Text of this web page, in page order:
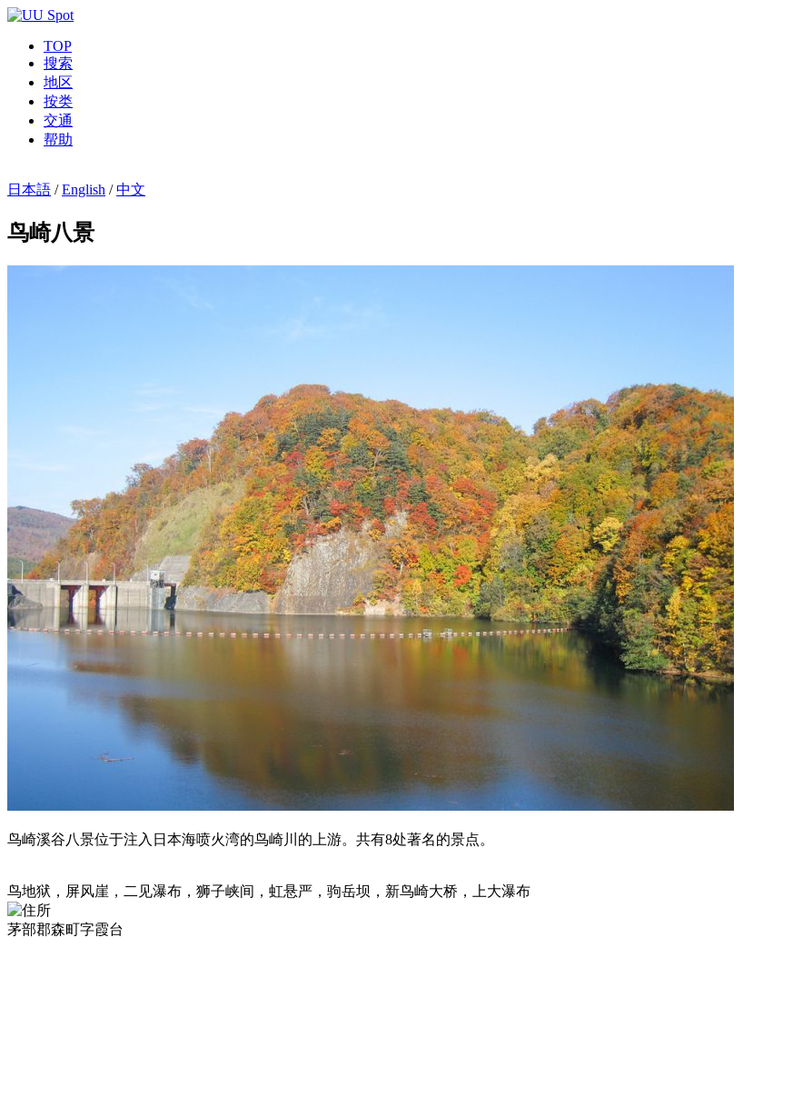
TOP
搜索
地区
按类
交通
帮助
日本語 /English /中文
鸟崎八景
鸟崎溪谷八景位于注入日本海喷火湾的鸟崎川的上游。共有8处著名的景点。
鸟地狱，屏风崖，二见瀑布，狮子峡间，虹悬严，驹岳坝，新鸟崎大桥，上大瀑布
茅部郡森町字霞台